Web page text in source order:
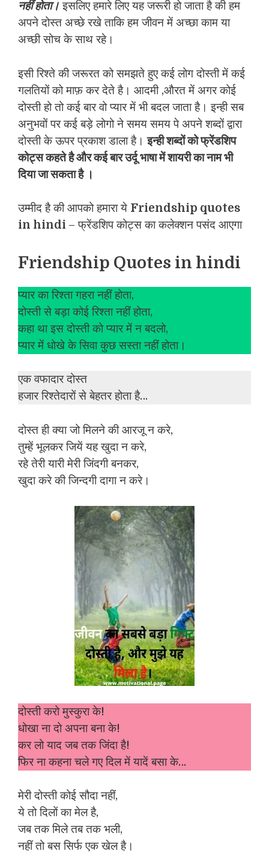
नहीं होता। इसलिए हमारे लिए यह जरूरी हो जाता है की हम
अपने दोस्त अच्छे रखे ताकि हम जीवन में अच्छा काम या
अच्छी सोच के साथ रहे।
इसी रिश्ते की जरूरत को समझते हुए कई लोग दोस्ती में कई
गलतियों को माफ़ कर देते है। आदमी ,औरत में अगर कोई
दोस्ती हो तो कई बार वो प्यार में भी बदल जाता है। इन्ही सब
अनुभवों पर कई बड़े लोगो ने समय समय पे अपने शब्दों द्वारा
दोस्ती के ऊपर प्रकाश डाला है।इन्ही शब्दों को फ्रेंडशिप
कोट्स कहते है और कई बार उर्दू भाषा में शायरी का नाम भी
दिया जा सकता है ।
उम्मीद है की आपको हमारा ये Friendship quotes
in hindi – फ्रेंडशिप कोट्स का कलेक्शन पसंद आएगा
Friendship Quotes in hindi
प्यार का रिश्ता गहरा नहीं होता,
दोस्ती से बड़ा कोई रिश्ता नहीं होता,
कहा था इस दोस्ती को प्यार में न बदलो,
प्यार में धोखे के सिवा कुछ सस्ता नहीं होता।
एक वफादार दोस्त
हजार रिश्तेदारों से बेहतर होता है…
दोस्त ही क्या जो मिलने की आरजू न करे,
तुम्हें भूलकर जियें यह खुदा न करे,
रहे तेरी यारी मेरी जिंदगी बनकर,
खुदा करे की जिन्दगी दागा न करे।
दोस्ती करो मुस्कुरा के!
धोखा ना दो अपना बना के!
कर लो याद जब तक जिंदा है!
फिर ना कहना चले गए दिल में यादें बसा के…
मेरी दोस्ती कोई सौदा नहीं,
ये तो दिलों का मेल है,
जब तक मिले तब तक भली,
नहीं तो बस सिर्फ एक खेल है।